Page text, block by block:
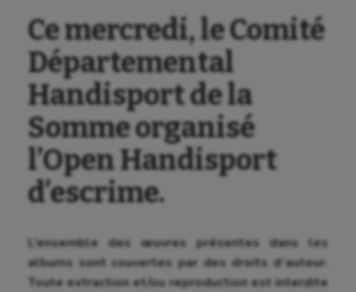
Ce mercredi, le Comité
Départemental
Handisport de la
Somme organisé
l’Open Handisport
d’escrime.
L’ensemble des œuvres présentes dans les
albums sont couvertes par des droits d’auteur.
Toute extraction et/ou reproduction est interdite